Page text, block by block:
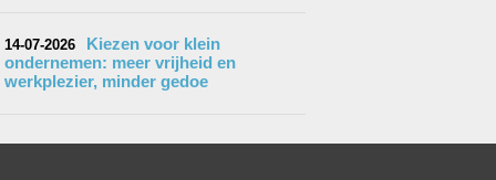
14-07-2026
Kiezen voor klein
ondernemen: meer vrijheid en
werkplezier, minder gedoe